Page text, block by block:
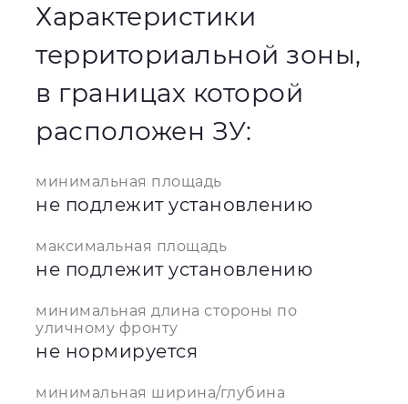
Характеристики
территориальной зоны,
в границах которой
расположен ЗУ:
минимальная площадь
не подлежит установлению
максимальная площадь
не подлежит установлению
минимальная длина стороны по
уличному фронту
не нормируется
минимальная ширина/глубина